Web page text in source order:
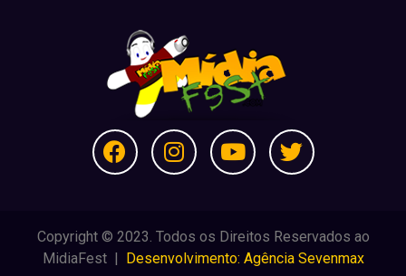
Copyright © 2023. Todos os Direitos Reservados ao
MidiaFest | Desenvolvimento: Agência Sevenmax